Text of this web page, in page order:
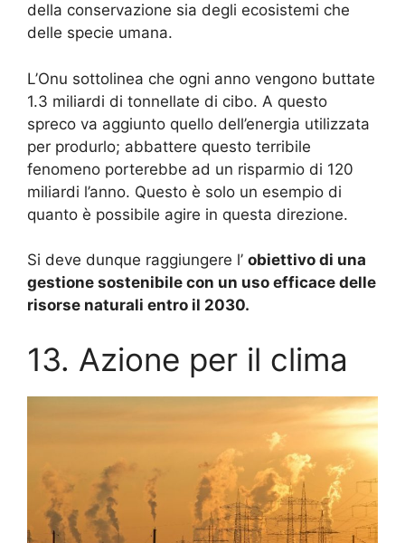
della conservazione sia degli ecosistemi che
delle specie umana.
L’Onu sottolinea che ogni anno vengono buttate
1.3 miliardi di tonnellate di cibo. A questo
spreco va aggiunto quello dell’energia utilizzata
per produrlo; abbattere questo terribile
fenomeno porterebbe ad un risparmio di 120
miliardi l’anno. Questo è solo un esempio di
quanto è possibile agire in questa direzione.
Si deve dunque raggiungere l’ obiettivo di una
gestione sostenibile con un uso efficace delle
risorse naturali entro il 2030.
13. Azione per il clima